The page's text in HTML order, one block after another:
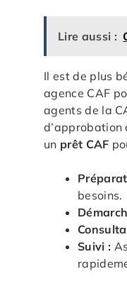
Lire aussi :
Il est de plus
agence CAF
agents de la
d’approbation
un prêt CAF
besoins.
Suivi :